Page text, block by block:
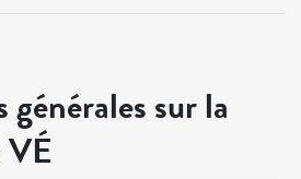
sur la
VÉ